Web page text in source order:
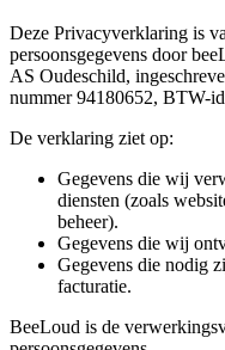
Deze Privacyverklaring is
persoonsgegevens door
AS Oudeschild,
nummer 94180652, BTW-
De verklaring ziet op:
Gegevens die wij
diensten (zoals
beheer).
Gegevens die wij
Gegevens die nodig
facturatie.
BeeLoud is de